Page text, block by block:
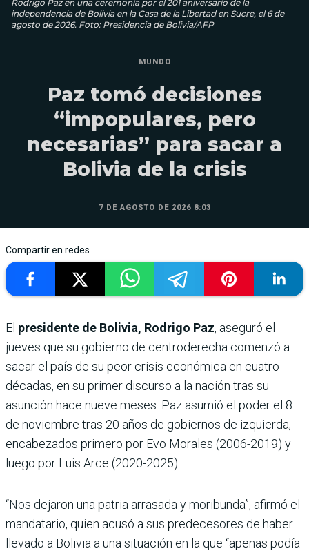
Rodrigo Paz en una ceremonia por el 201 aniversario de la
independencia de Bolivia en la Casa de la Libertad en Sucre, el 6 de
agosto de 2026. Foto: Presidencia de Bolivia/AFP
MUNDO
Paz tomó decisiones
“impopulares, pero
necesarias” para sacar a
Bolivia de la crisis
7 DE AGOSTO DE 2026 8:03
Compartir en redes
El presidente de Bolivia, Rodrigo Paz, aseguró el
jueves que su gobierno de centroderecha comenzó a
sacar el país de su peor crisis económica en cuatro
décadas, en su primer discurso a la nación tras su
asunción hace nueve meses. Paz asumió el poder el 8
de noviembre tras 20 años de gobiernos de izquierda,
encabezados primero por Evo Morales (2006-2019) y
luego por Luis Arce (2020-2025).
“Nos dejaron una patria arrasada y moribunda”, afirmó el
mandatario, quien acusó a sus predecesores de haber
llevado a Bolivia a una situación en la que “apenas podía